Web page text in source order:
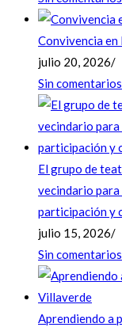
Convivencia en
julio 20, 2026/
Sin comentarios
El grupo de
vecindario
participación y
julio 15, 2026/
Sin comentarios
Aprendiendo a